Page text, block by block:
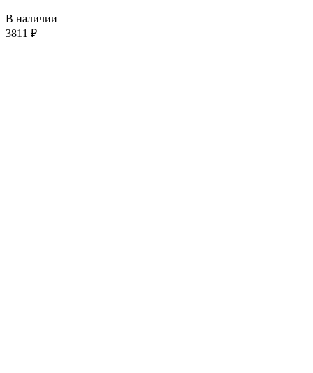
В наличии
3811 ₽